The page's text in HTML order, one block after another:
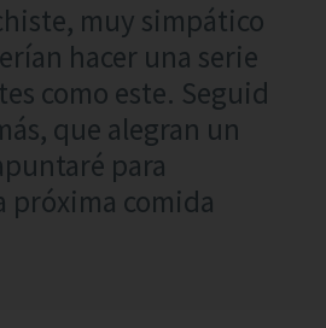
muy simpático
hacer una serie
como este. Seguid
que alegran un
para
próxima comida